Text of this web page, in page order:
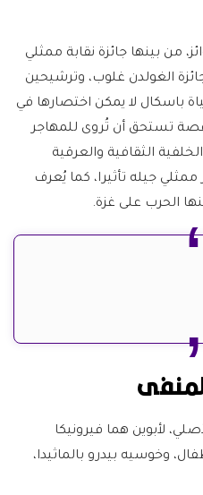
من بينها جائزة نقابة ممثلي
الغولدن غلوب، وترشيحين
باسكال لا يمكن اختصارها في
قصة تستحق أن تُروى للمهاجر
الثقافية والعرقية
جيله تأثيرا، كما يُعرف
الحرب على غزة.
لأبوين هما فيرونيكا
وخوسيه بيدرو بالماثيدا،